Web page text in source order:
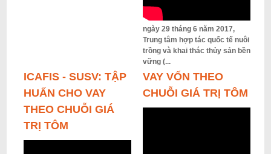
ngày 29 tháng 6 năm 2017,
Trung tâm hợp tác quốc tế nuôi
trồng và khai thác thủy sản bền
vững (...
ICAFIS - SUSV: TẬP
HUẤN CHO VAY
THEO CHUỖI GIÁ
TRỊ TÔM
VAY VỐN THEO
CHUỖI GIÁ TRỊ TÔM